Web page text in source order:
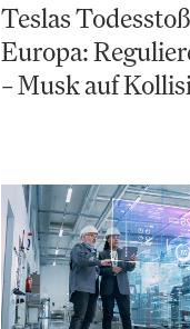
Teslas
Europa:
– Musk auf